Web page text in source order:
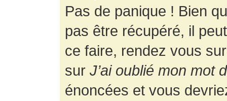
Pas de panique ! Bien
pas être récupéré, il
ce faire, rendez vous
sur J’ai oublié mon mot
énoncées et vous